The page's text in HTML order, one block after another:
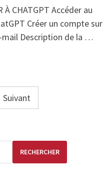
À CHATGPT Accéder au
Créer un compte sur
mail Description de la …
Suivant
RECHERCHER